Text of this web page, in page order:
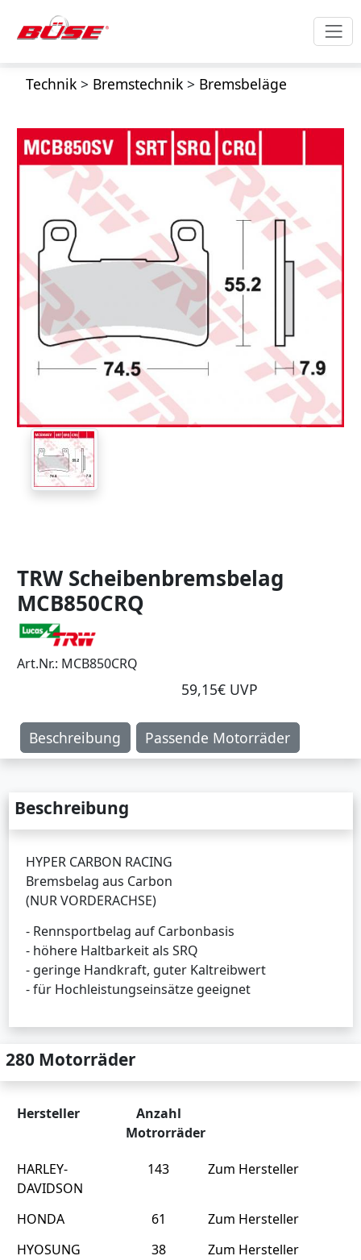
Technik> Bremstechnik> Bremsbeläge
TRW Scheibenbremsbelag
MCB850CRQ
Art.Nr.: MCB850CRQ
59,15€ UVP
Beschreibung Passende Motorräder
Beschreibung
HYPER CARBON RACING
Bremsbelag aus Carbon
(NUR VORDERACHSE)
- Rennsportbelag auf Carbonbasis
- höhere Haltbarkeit als SRQ
- geringe Handkraft, guter Kaltreibwert
- für Hochleistungseinsätze geeignet
280 Motorräder
Hersteller
Anzahl
Motrorräder
HARLEY-
DAVIDSON
143 Zum Hersteller
HONDA 61
Zum Hersteller
HYOSUNG
38
Zum Hersteller